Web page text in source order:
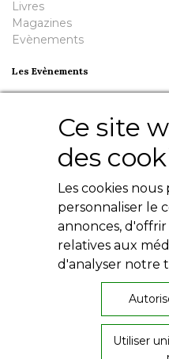
Ce site
des
Les cookies
personnaliser le
annonces,
relatives aux
d'analyser notre
Utiliser
Livres
Magazines
Evènements
Les Evènements
Nuit de la Bouinotte
Besoin d'aide ?
Livres numériques
Mentions légales
Conditions générales
Politique de confidentialité
26, rue de Provence